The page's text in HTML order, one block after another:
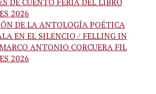
2026
DE LA ANTOLOGÍA POÉTICA
EN EL SILENCIO / FELLING IN
ANTONIO CORCUERA FIL
2026